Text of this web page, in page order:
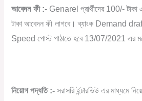
আবেদন ফী:-Genarel প্রার্থীদের100/-টাকা
টাকা আবেদন ফী লাগবে। ব্যাংকDemand
Speedপোস্ট পাঠাতে হবে13/07/2021এর
নিয়োগ পদ্ধতি:- সরাসরি ইন্টারভিউ এর মাধ্যমে